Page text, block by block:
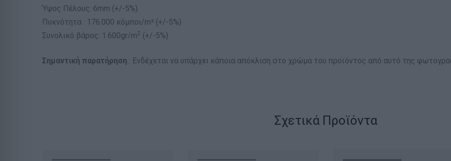
Ύψος Πέλους: 6mm (+/-5%)
Πυκνότητα : 176.000 κόµποι/m² (+/-5%)
Συνολικό βάρος: 1.600gr/m2 (+/-5%)
Σημαντική παρατήρηση : Ενδέχεται να υπάρχει κάποια απόκλιση στο χρώμα του προϊόντος από αυτό της
Σχετικά Προϊόντα